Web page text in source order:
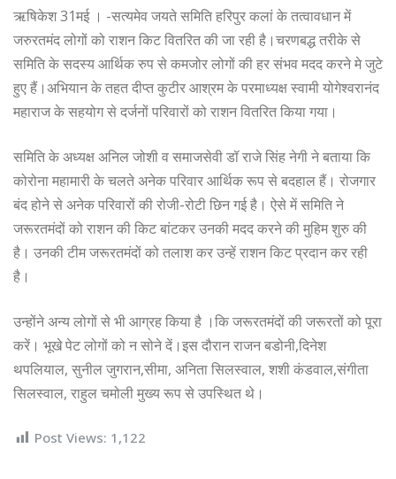
ऋषिकेश 31मई । -सत्यमेव जयते समिति हरिपुर कलां के तत्वावधान में
जरुरतमंद लोगों को राशन किट वितरित की जा रही है।चरणबद्ध तरीके से
समिति के सदस्य आर्थिक रुप से कमजोर लोगों की हर संभव मदद करने मे जुटे
हुए हैं।अभियान के तहत दीप्त कुटीर आश्रम के परमाध्यक्ष स्वामी योगेश्वरानंद
महाराज के सहयोग से दर्जनों परिवारों को राशन वितरित किया गया।
समिति के अध्यक्ष अनिल जोशी व समाजसेवी डॉ राजे सिंह नेगी ने बताया कि
कोरोना महामारी के चलते अनेक परिवार आर्थिक रूप से बदहाल हैं। रोजगार
बंद होने से अनेक परिवारों की रोजी-रोटी छिन गई है। ऐसे में समिति ने
जरूरतमंदों को राशन की किट बांटकर उनकी मदद करने की मुहिम शुरु की
है। उनकी टीम जरूरतमंदों को तलाश कर उन्हें राशन किट प्रदान कर रही
है।
उन्होंने अन्य लोगों से भी आग्रह किया है ।कि जरूरतमंदों की जरूरतों को पूरा
करें। भूखे पेट लोगों को न सोने दें।इस दौरान राजन बडोनी,दिनेश
थपलियाल, सुनील जुगरान,सीमा, अनिता सिलस्वाल, शशी कंडवाल,संगीता
सिलस्वाल, राहुल चमोली मुख्य रूप से उपस्थित थे।
Post Views: 1,122